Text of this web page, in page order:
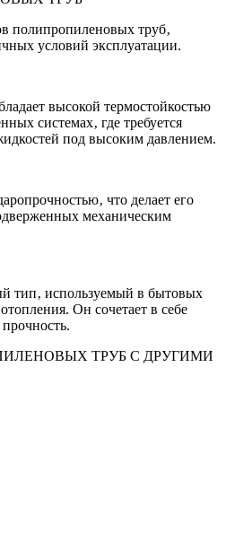
полипропиленовых труб‚
условий эксплуатации.
высокой термостойкостью
системах‚ где требуется
под высоким давлением.
что делает его
механическим
тип‚ используемый в бытовых
Он сочетает в себе
ТРУБ С ДРУГИМИ